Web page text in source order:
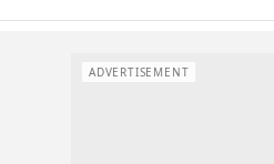
ADVERTISEMENT